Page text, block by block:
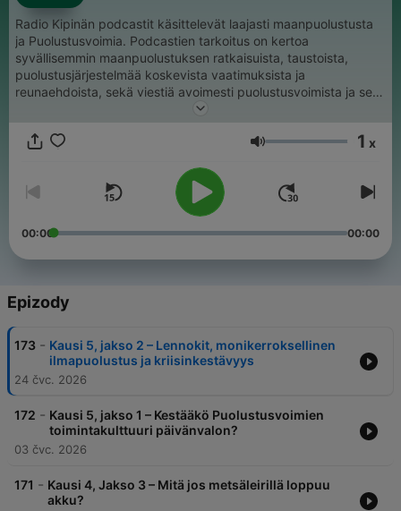
Radio Kipinän podcastit käsittelevät laajasti maanpuolustusta
ja Puolustusvoimia. Podcastien tarkoitus on kertoa
syvällisemmin maanpuolustuksen ratkaisuista, taustoista,
puolustusjärjestelmää koskevista vaatimuksista ja
reunaehdoista, sekä viestiä avoimesti puolustusvoimista ja sen
toiminnasta. Podcasteissa esiintyvät Puolustusvoimien eri
tekniikkaa, sotataitoa, puolustusjärjestelmää ja puolustuksen
aiheita, jotka ovat juuri heille kiinnostavia.
Hlasitost 1 x
00:00 00:00
Epizody
173 - Kausi 5, jakso 2 – Lennokit, monikerroksellinen
ilmapuolustus ja kriisinkestävyys
24 čvc. 2026
172 - Kausi 5, jakso 1 – Kestääkö Puolustusvoimien
toimintakulttuuri päivänvalon?
03 čvc. 2026
171 - Kausi 4, Jakso 3 – Mitä jos metsäleirillä loppuu
akku?